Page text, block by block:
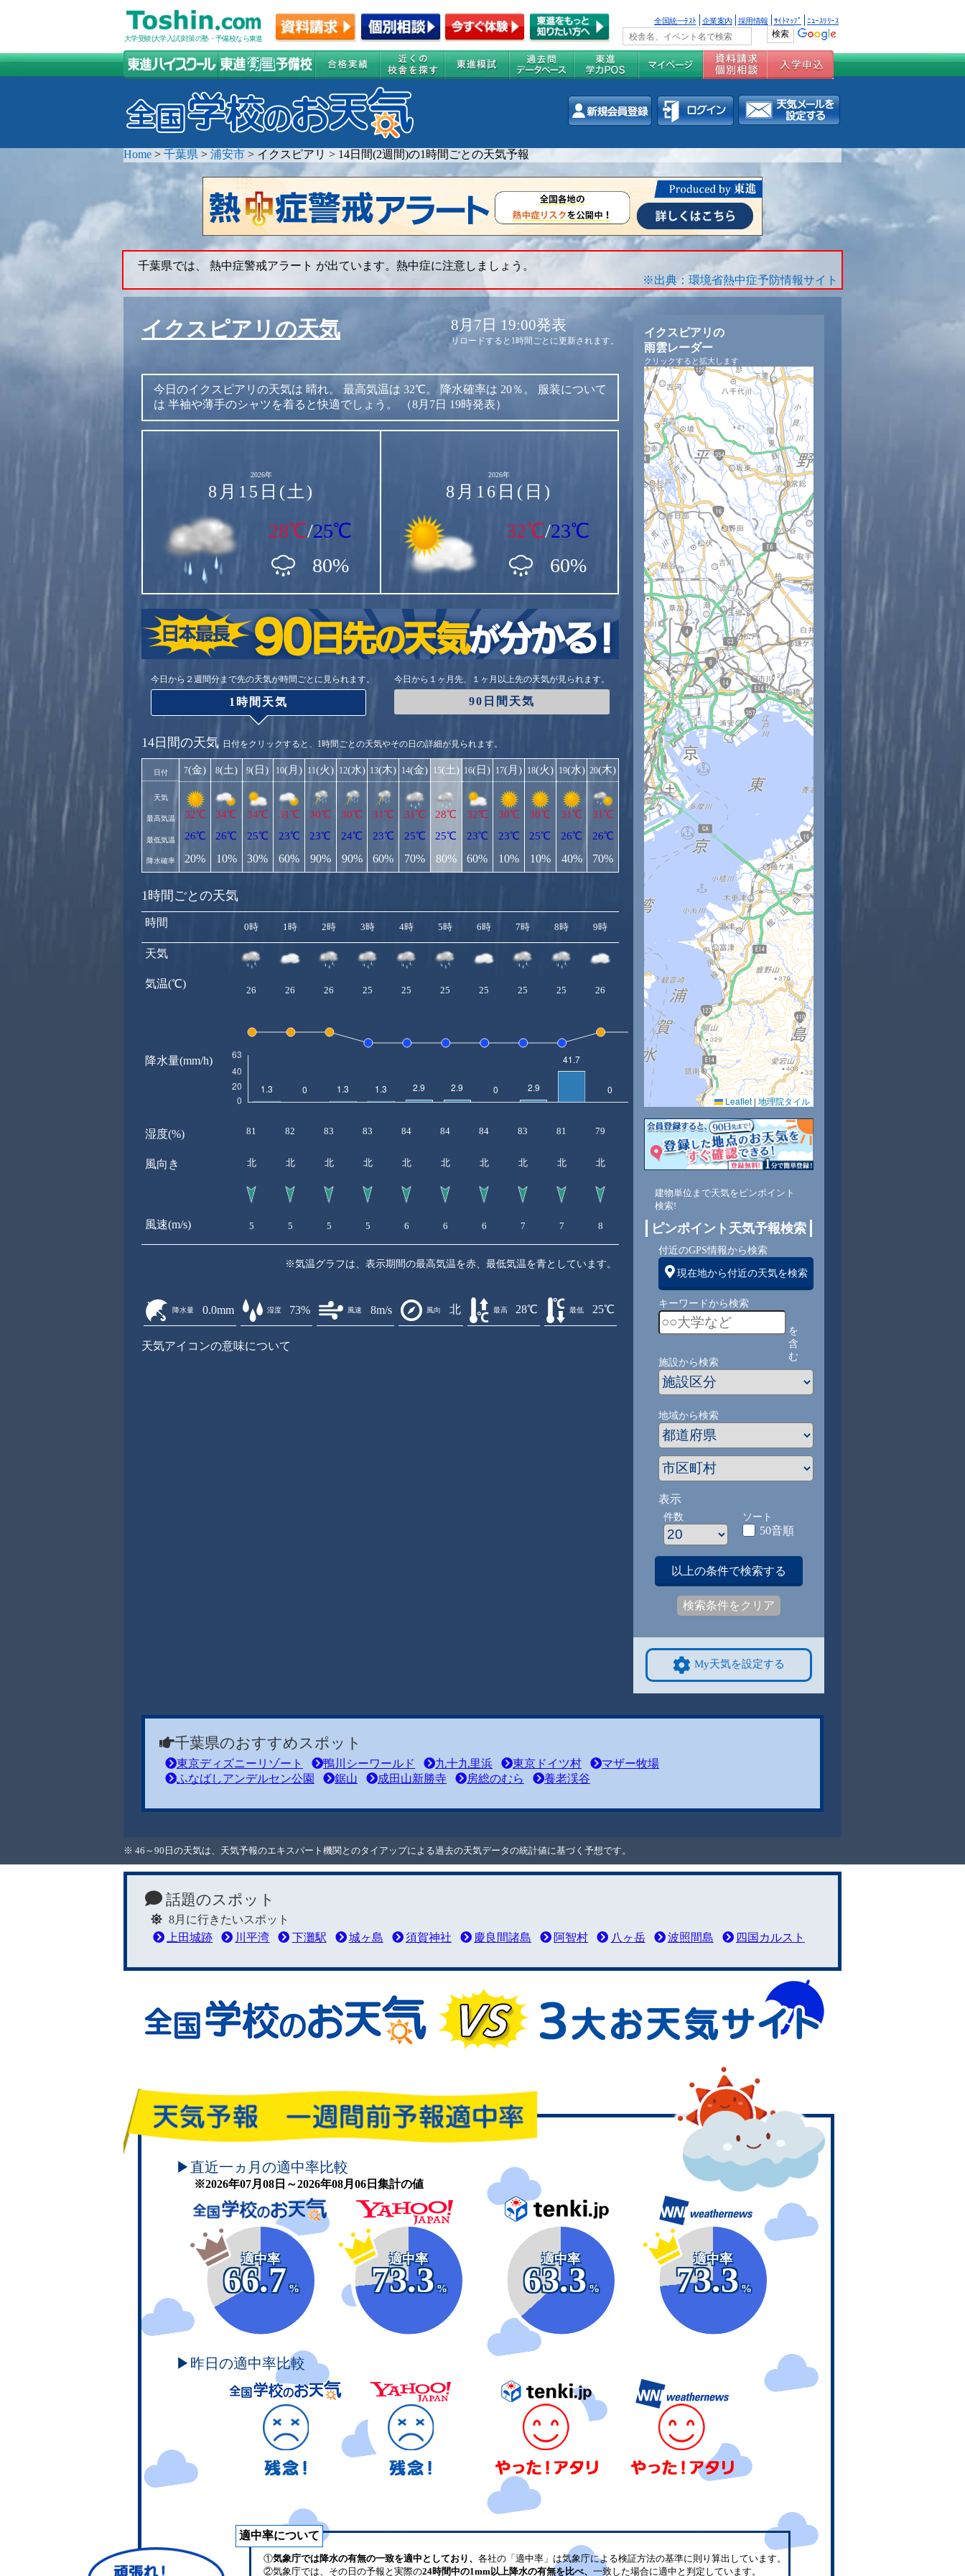
大学受験(大学入試)対策の塾・予備校なら東進
全国統一ﾃｽﾄ 企業案内 採用情報 ｻｲﾄﾏｯﾌﾟ ﾆｭｰｽﾘﾘｰｽ
Home > 千葉県 > 浦安市 > イクスピアリ > 14日間(2週間)の1時間ごとの天気予報
千葉県では、 熱中症警戒アラート が出ています。熱中症に注意しましょう。
※出典：環境省熱中症予防情報サイト
イクスピアリの天気 8月7日 19:00発表
リロードすると1時間ごとに更新されます。
今日のイクスピアリの天気は 晴れ。 最高気温は 32℃。 降水確率は 20％。
服装について
は 半袖や薄手のシャツを着ると快適でしょう。 （8月7日 19時発表）
2026年
8月15日(土)
28℃/25℃
80%
2026年
8月16日(日)
32℃/23℃
60%
今日から２週間分まで先の天気が時間ごとに見られます。
1時間天気
今日から１ヶ月先、１ヶ月以上先の天気が見られます。
90日間天気
14日間の天気 日付をクリックすると、1時間ごとの天気やその日の詳細が見られます。
日付
天気
最高気温
最低気温
降水確率
7(金)
32℃
26℃
20%
8(土)
34℃
26℃
10%
9(日)
34℃
25℃
30%
10(月)
31℃
23℃
60%
11(火)
30℃
23℃
90%
12(水)
30℃
24℃
90%
13(木)
31℃
23℃
60%
14(金)
31℃
25℃
70%
15(土)
28℃
25℃
80%
16(日)
32℃
23℃
60%
17(月)
30℃
23℃
10%
18(火)
30℃
25℃
10%
19(水)
31℃
26℃
40%
20(木)
31℃
26℃
70%
1時間ごとの天気
時間
天気
気温(℃)
降水量(mm/h)
湿度(%)
風向き
風速(m/s)
0時 1時 2時 3時 4時 5時 6時 7時 8時 9時 12時 13時 14時
26 26 26 25 25 25 25 25 25 26 25 26 27 28
81 82 83 83 84 84 84 83 81 79 90 76 77 73
北 北 北 北 北 北 北 北 北 北 北 北 北
5 5 5 5 6 6 6 7 7 8 8 8 9 9
※気温グラフは、表示期間の最高気温を赤、最低気温を青としています。
降水量 0.0mm 湿度 73% 風速 8m/s 風向 北 最高 28℃ 最低 25℃
天気アイコンの意味について
イクスピアリの
雨雲レーダー
クリックすると拡大します
Leaflet | 地理院タイル
建物単位まで天気をピンポイント
検索!
ピンポイント天気予報検索
付近のGPS情報から検索
現在地から付近の天気を検索
キーワードから検索
を
含
む
施設から検索
地域から検索
表示
件数 ソート
50音順
以上の条件で検索する
検索条件をクリア
My天気を設定する
千葉県のおすすめスポット
東京ディズニーリゾート 鴨川シーワールド 九十九里浜 東京ドイツ村
マザー牧場
ふなばしアンデルセン公園
鋸山 成田山新勝寺 房総のむら 養老渓谷
※ 46～90日の天気は、天気予報のエキスパート機関とのタイアップによる過去の天気データの統計値に基づく予想です。
話題のスポット
8月に行きたいスポット
上田城跡
川平湾 下灘駅 城ヶ島 須賀神社 慶良間諸島 阿智村 八ヶ岳 波照間島 四国カルスト
頑張れ！学校のお天気
▶直近一ヵ月の適中率比較
※2026年07月08日～2026年08月06日集計の値
適中率
66.7
%
適中率
73.3
%
適中率
63.3
%
適中率
73.3
%
▶昨日の適中率比較
適中率について
①気象庁では降水の有無の一致を適中としており、 各社の「適中率」は気象庁による検証方法の基準に則り算出しています。
②気象庁では、その日の予報と実際の24時間中の1mm以上降水の有無を比べ、 一致した場合に適中と判定しています。